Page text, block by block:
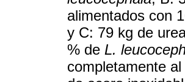
alimentados con
y C: 79 kg de
% de L.
completamente